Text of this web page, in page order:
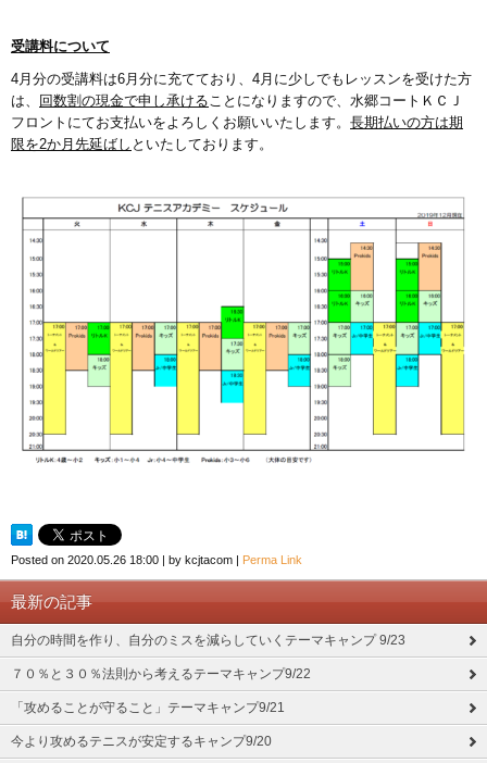
受講料について
4月分の受講料は6月分に充てており、4月に少しでもレッスンを受けた方
は、
回数割の現金で申し承けることになりますので、水郷コートＫＣＪ
フロントにてお支払いをよろしくお願いいたします。 長期払いの方は期
限を2か月先延ばし といたしております。
Posted on 2020.05.26 18:00 | by kcjtacom | Perma Link
最新の記事
自分の時間を作り、自分のミスを減らしていくテーマキャンプ 9/23
７０％と３０％法則から考えるテーマキャンプ9/22
「攻めることが守ること」テーマキャンプ9/21
今より攻めるテニスが安定するキャンプ9/20